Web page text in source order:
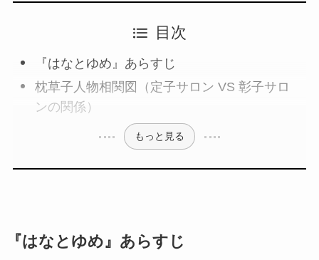
目次
『はなとゆめ』あらすじ
枕草子人物相関図（定子サロン VS 彰子サロ
ンの関係）
もっと見る
『はなとゆめ』あらすじ